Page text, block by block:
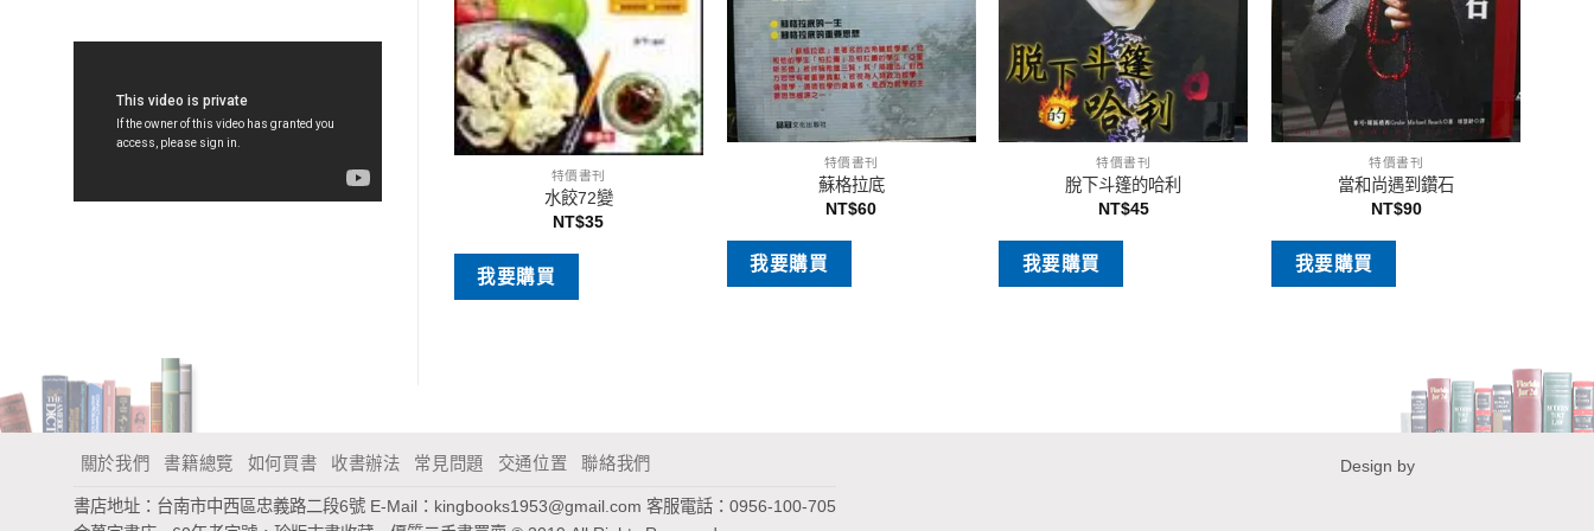
特價書刊
水餃72變
NT$35
我要購買
特價書刊
蘇格拉底
NT$60
我要購買
特價書刊
脫下斗篷的哈利
NT$45
我要購買
特價書刊
當和尚遇到鑽石
NT$90
我要購買
搞定男人：男同志給女人的性
愛指導
Design by
關於我們 書籍總覽 如何買書 收書辦法 常見問題 交通位置 聯絡我們
書店地址：台南市中西區忠義路二段6號 E-Mail： kingbooks1953@gmail.com 客服電話：0956-100-705